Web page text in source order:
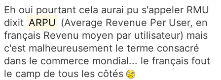
Eh oui pourtant cela aurai pu s'appeler RMU
dixit ARPU (Average Revenue Per User, en
français Revenu moyen par utilisateur) mais
c'est malheureusement le terme consacré
dans le commerce mondial... le français fout
le camp de tous les côtés